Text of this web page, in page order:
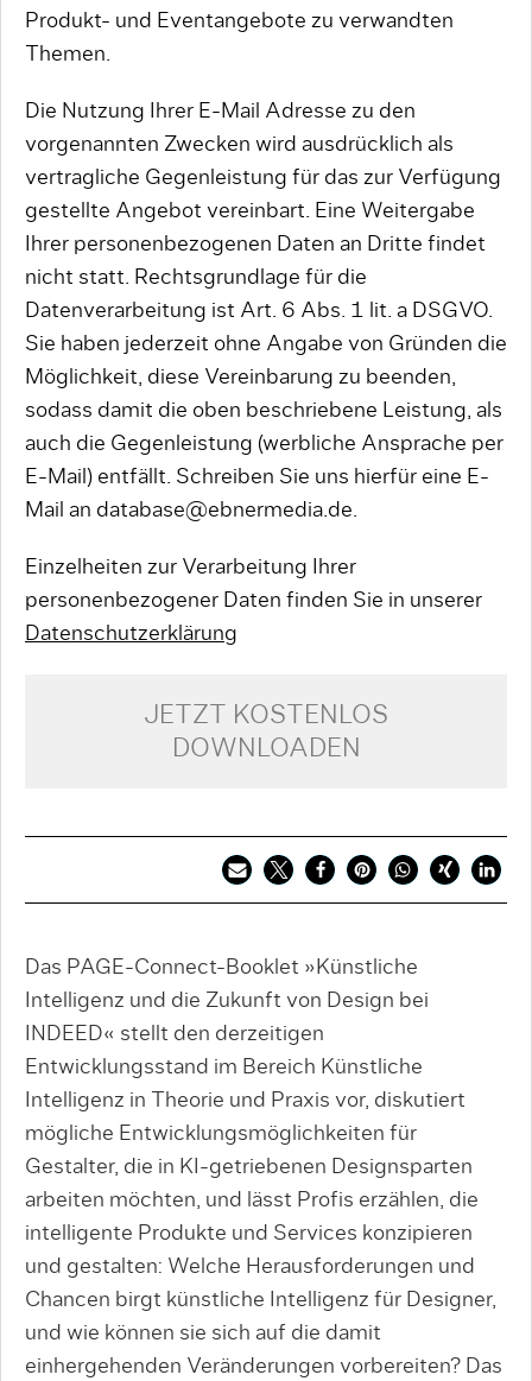
Produkt- und Eventangebote zu verwandten
Themen.
Die Nutzung Ihrer E-Mail Adresse zu den
vorgenannten Zwecken wird ausdrücklich als
vertragliche Gegenleistung für das zur Verfügung
gestellte Angebot vereinbart. Eine Weitergabe
Ihrer personenbezogenen Daten an Dritte findet
nicht statt. Rechtsgrundlage für die
Datenverarbeitung ist Art. 6 Abs. 1 lit. a DSGVO.
Sie haben jederzeit ohne Angabe von Gründen die
Möglichkeit, diese Vereinbarung zu beenden,
sodass damit die oben beschriebene Leistung, als
auch die Gegenleistung (werbliche Ansprache per
E-Mail) entfällt. Schreiben Sie uns hierfür eine E-
Mail an database@ebnermedia.de.
Einzelheiten zur Verarbeitung Ihrer
personenbezogener Daten finden Sie in unserer
Datenschutzerklärung
JETZT KOSTENLOS
DOWNLOADEN
Das PAGE-Connect-Booklet »Künstliche
Intelligenz und die Zukunft von Design bei
INDEED« stellt den derzeitigen
Entwicklungsstand im Bereich Künstliche
Intelligenz in Theorie und Praxis vor, diskutiert
mögliche Entwicklungsmöglichkeiten für
Gestalter, die in KI-getriebenen Designsparten
arbeiten möchten, und lässt Profis erzählen, die
intelligente Produkte und Services konzipieren
und gestalten: Welche Herausforderungen und
Chancen birgt künstliche Intelligenz für Designer,
und wie können sie sich auf die damit
einhergehenden Veränderungen vorbereiten? Das